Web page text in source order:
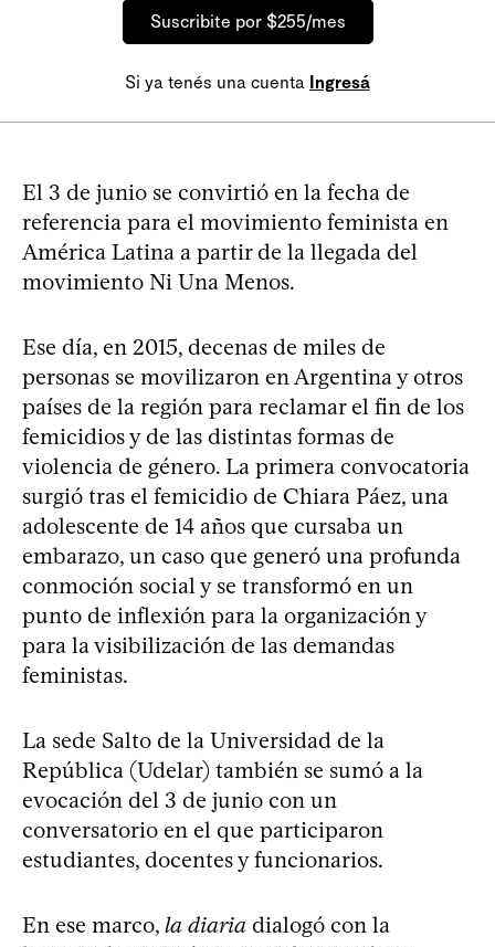
Suscribite por $255/mes
Si ya tenés una cuenta Ingresá
El 3 de junio se convirtió en la fecha de
referencia para el movimiento feminista en
América Latina a partir de la llegada del
movimiento Ni Una Menos.
Ese día, en 2015, decenas de miles de
personas se movilizaron en Argentina y otros
países de la región para reclamar el fin de los
femicidios y de las distintas formas de
violencia de género. La primera convocatoria
surgió tras el femicidio de Chiara Páez, una
adolescente de 14 años que cursaba un
embarazo, un caso que generó una profunda
conmoción social y se transformó en un
punto de inflexión para la organización y
para la visibilización de las demandas
feministas.
La sede Salto de la Universidad de la
República (Udelar) también se sumó a la
evocación del 3 de junio con un
conversatorio en el que participaron
estudiantes, docentes y funcionarios.
En ese marco, la diaria dialogó con la